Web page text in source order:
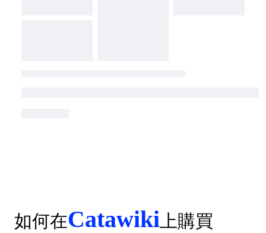
如何在Catawiki 上購買